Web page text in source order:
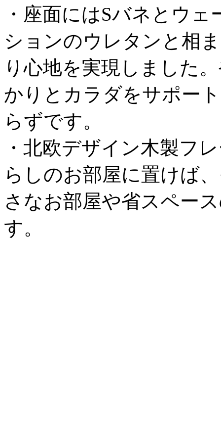
・座面にはSバネとウ
ションのウレタンと相
り心地を実現しました
かりとカラダをサポー
らずです。
・北欧デザイン木製フ
らしのお部屋に置けば
さなお部屋や省スペー
す。